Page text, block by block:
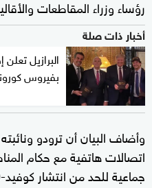
رؤساء وزراء المقاطعات
أخبار ذات صلة
البرازيل
بفيروس
وأضاف البيان أن ترودو
اتصالات هاتفية مع حكام
جماعية للحد من انتشار كوفيد-19، وإبقاء الكنديين سالمين".